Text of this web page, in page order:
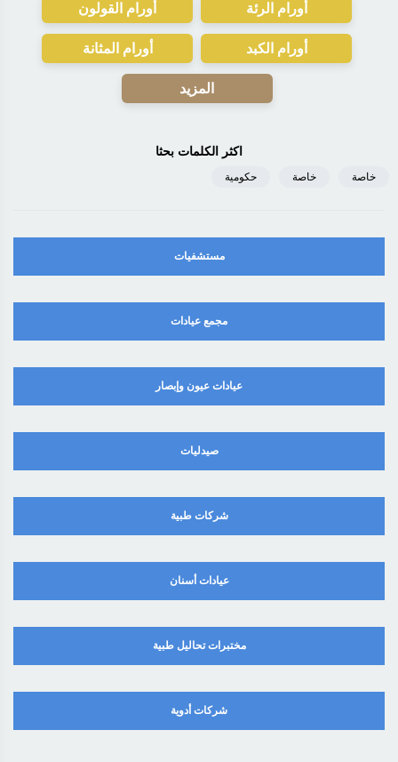
أورام الرئة أورام القولون
أورام الكبد أورام المثانة
المزيد
اكثر الكلمات بحثا
خاصة خاصة حكومية
مستشفيات
مجمع عيادات
عيادات عيون وإبصار
صيدليات
شركات طبية
عيادات أسنان
مختبرات تحاليل طبية
شركات أدوية